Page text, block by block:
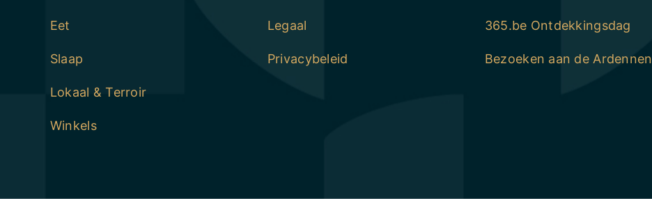
Eet
Slaap
Lokaal & Terroir
Winkels
Legaal
Privacybeleid
365.be Ontdekkingsdag
Bezoeken aan de Ardennen